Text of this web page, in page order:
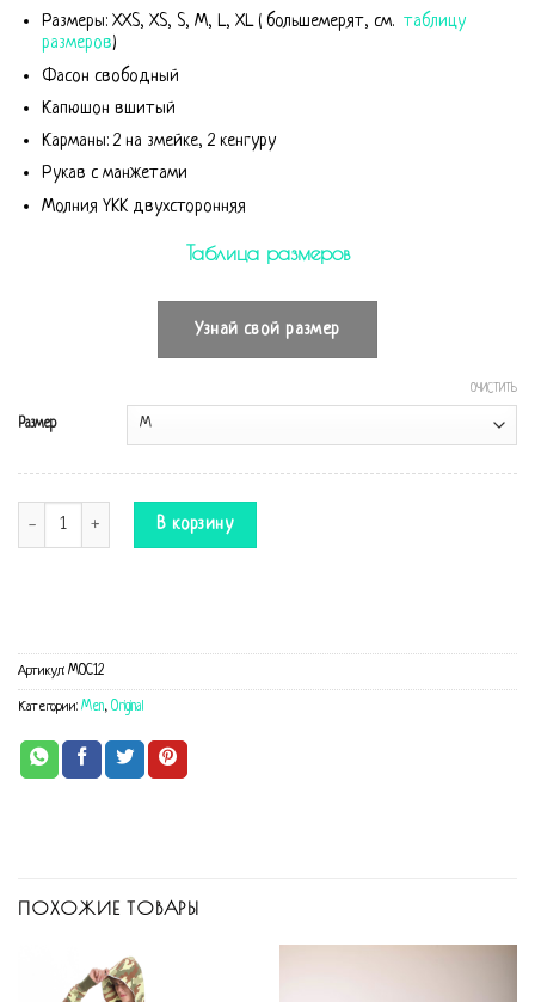
Размеры: XXS, XS, S, M, L, XL ( большемерят, см. таблицу
размеров)
Фасон свободный
Капюшон вшитый
Карманы: 2 на змейке, 2 кенгуру
Рукав с манжетами
Молния YKK двухсторонняя
Таблица размеров
Узнай свой размер
Размер
ОЧИСТИТЬ
Количество Комбинезон Original оранжевый
В корзину
Артикул: MOC12
Категории: Men, Original
ПОХОЖИЕ ТОВАРЫ